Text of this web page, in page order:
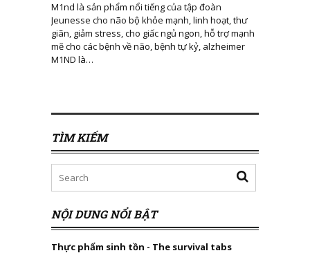
M1nd là sản phẩm nổi tiếng của tập đoàn
Jeunesse cho não bộ khỏe mạnh, linh hoạt, thư
giãn, giảm stress, cho giấc ngủ ngon, hỗ trợ mạnh
mẽ cho các bệnh về não, bệnh tự kỷ, alzheimer
M1ND là…
TÌM KIẾM
NỘI DUNG NỔI BẬT
Thực phẩm sinh tồn - The survival tabs